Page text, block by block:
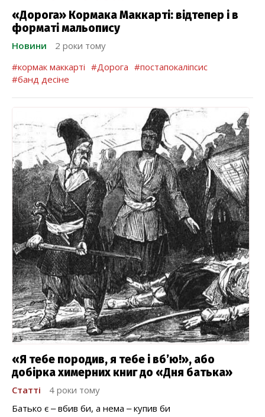
«Дорога» Кормака Маккарті: відтепер і в
форматі мальопису
Новини
2 роки тому
#кормак маккарті #Дорога #постапокаліпсис
#банд десіне
«Я тебе породив, я тебе і вб’ю!», або
добірка химерних книг до «Дня батька»
Статті
4 роки тому
Батько є ‒ вбив би, а нема ‒ купив би